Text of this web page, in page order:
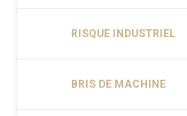
RISQUE INDUSTRIEL
BRIS DE MACHINE